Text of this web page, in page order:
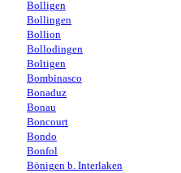
Bolligen
Bollingen
Bollion
Bollodingen
Boltigen
Bombinasco
Bonaduz
Bonau
Boncourt
Bondo
Bonfol
Bönigen b. Interlaken